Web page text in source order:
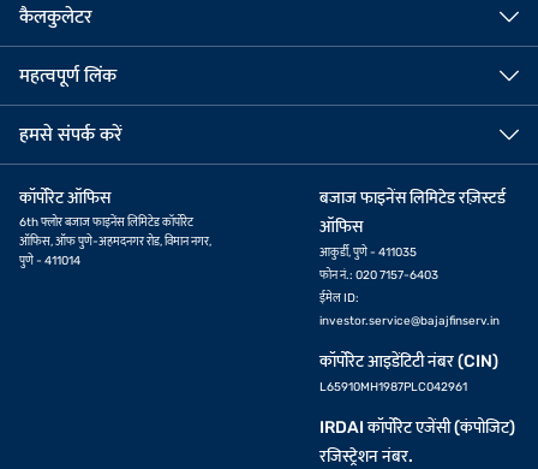
कैलकुलेटर
महत्वपूर्ण लिंक
हमसे संपर्क करें
कॉर्पोरेट ऑफिस
6th फ्लोर बजाज फाइनेंस लिमिटेड कॉर्पोरेट
ऑफिस, ऑफ पुणे-अहमदनगर रोड, विमान नगर,
पुणे - 411014
बजाज फाइनेंस लिमिटेड रज़िस्टर्ड
ऑफिस
आकुर्डी, पुणे - 411035
फोन नं.: 020 7157-6403
ईमेल ID:
investor.service@bajajfinserv.in
कॉर्पोरेट आइडेंटिटी नंबर (CIN)
L65910MH1987PLC042961
IRDAI कॉर्पोरेट एजेंसी (कंपोजिट)
रजिस्ट्रेशन नंबर.